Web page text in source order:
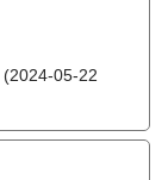
(2024-05-22